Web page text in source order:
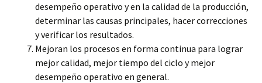
desempeño operativo y en la calidad de la producción,
determinar las causas principales, hacer correcciones
y verificar los resultados.
Mejoran los procesos en forma continua para lograr
mejor calidad, mejor tiempo del ciclo y mejor
desempeño operativo en general.